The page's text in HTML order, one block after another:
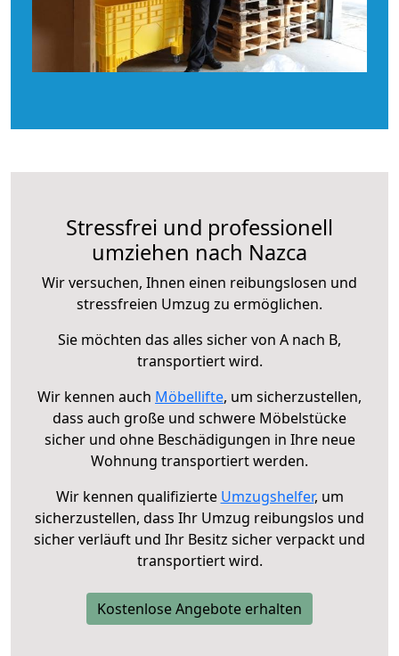
Stressfrei und professionell
umziehen nach Nazca
Wir versuchen, Ihnen einen reibungslosen und
stressfreien Umzug zu ermöglichen.
Sie möchten das alles sicher von A nach B,
transportiert wird.
Wir kennen auch Möbellifte, um sicherzustellen,
dass auch große und schwere Möbelstücke
sicher und ohne Beschädigungen in Ihre neue
Wohnung transportiert werden.
Wir kennen qualifizierte Umzugshelfer, um
sicherzustellen, dass Ihr Umzug reibungslos und
sicher verläuft und Ihr Besitz sicher verpackt und
transportiert wird.
Kostenlose Angebote erhalten